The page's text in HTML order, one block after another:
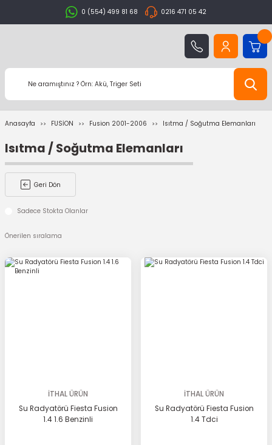
0 (554) 499 81 68 0216 471 05 42
Anasayfa FUSİON Fusion 2001-2006 Isıtma / Soğutma Elemanları
Isıtma / Soğutma Elemanları
Geri Dön
Sadece Stokta Olanlar
İTHAL ÜRÜN
Su Radyatörü Fiesta Fusion
1.4 1.6 Benzinli
İTHAL ÜRÜN
Su Radyatörü Fiesta Fusion
1.4 Tdci